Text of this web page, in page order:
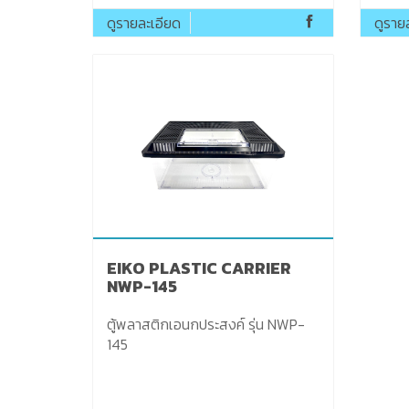
ดูรายละเอียด ดูราย
EIKO PLASTIC CARRIER
NWP-145
ตู้พลาสติกเอนกประสงค์ รุ่น NWP-
145